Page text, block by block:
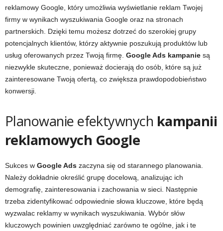
reklamowy Google, który umożliwia wyświetlanie reklam Twojej
firmy w wynikach wyszukiwania Google oraz na stronach
partnerskich. Dzięki temu możesz dotrzeć do szerokiej grupy
potencjalnych klientów, którzy aktywnie poszukują produktów lub
usług oferowanych przez Twoją firmę. Google Ads kampanie są
niezwykle skuteczne, ponieważ docierają do osób, które są już
zainteresowane Twoją ofertą, co zwiększa prawdopodobieństwo
konwersji.
Planowanie efektywnych kampanii
reklamowych Google
Sukces w Google Ads zaczyna się od starannego planowania.
Należy dokładnie określić grupę docelową, analizując ich
demografię, zainteresowania i zachowania w sieci. Następnie
trzeba zidentyfikować odpowiednie słowa kluczowe, które będą
wyzwalac reklamy w wynikach wyszukiwania. Wybór słów
kluczowych powinien uwzględniać zarówno te ogólne, jak i te